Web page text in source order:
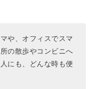
や、オフィスでスマ
の散歩やコンビニへ
にも、どんな時も便